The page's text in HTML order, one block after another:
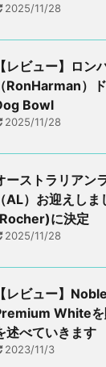
2025/11/28
【レビュー】ロン
（RonHarman）
Bowl
2025/11/28
ーストラリアン
（AL）お迎えし
に決定
2025/11/28
【レビュー】
Whiteを
述べていきます
2023/11/3